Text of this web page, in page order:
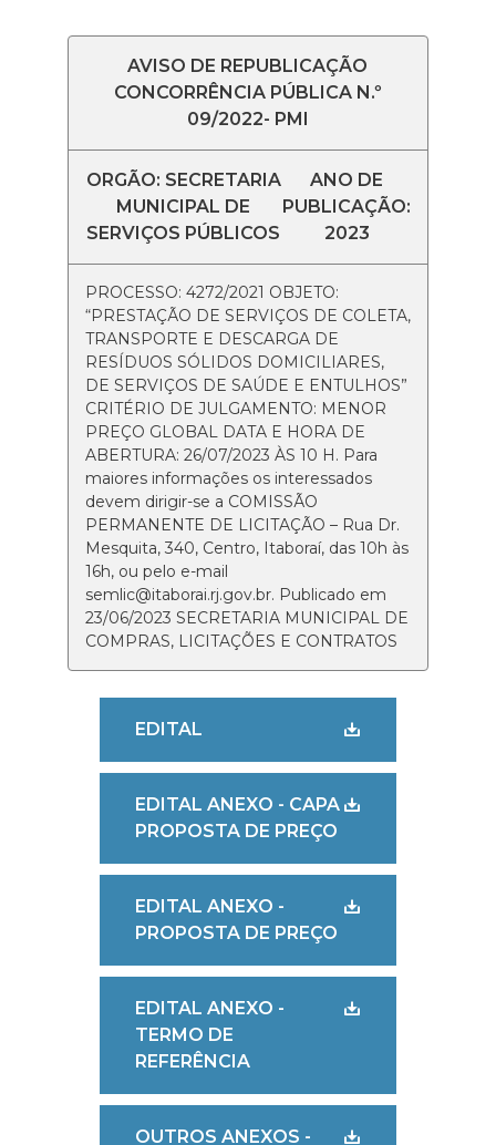
AVISO DE REPUBLICAÇÃO
CONCORRÊNCIA PÚBLICA N.º
09/2022- PMI
ORGÃO: SECRETARIA
MUNICIPAL DE
SERVIÇOS PÚBLICOS
ANO DE
PUBLICAÇÃO:
2023
PROCESSO: 4272/2021 OBJETO:
“PRESTAÇÃO DE SERVIÇOS DE COLETA,
TRANSPORTE E DESCARGA DE
RESÍDUOS SÓLIDOS DOMICILIARES,
DE SERVIÇOS DE SAÚDE E ENTULHOS”
CRITÉRIO DE JULGAMENTO: MENOR
PREÇO GLOBAL DATA E HORA DE
ABERTURA: 26/07/2023 ÀS 10 H. Para
maiores informações os interessados
devem dirigir-se a COMISSÃO
PERMANENTE DE LICITAÇÃO – Rua Dr.
Mesquita, 340, Centro, Itaboraí, das 10h às
16h, ou pelo e-mail
semlic@itaborai.rj.gov.br. Publicado em
23/06/2023 SECRETARIA MUNICIPAL DE
COMPRAS, LICITAÇÕES E CONTRATOS
EDITAL
EDITAL ANEXO - CAPA
PROPOSTA DE PREÇO
EDITAL ANEXO -
PROPOSTA DE PREÇO
EDITAL ANEXO -
TERMO DE
REFERÊNCIA
OUTROS ANEXOS -